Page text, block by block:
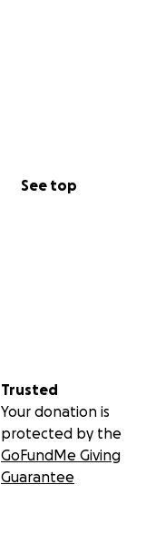
See top
Trusted
Your donation is
protected by the
GoFundMe Giving
Guarantee